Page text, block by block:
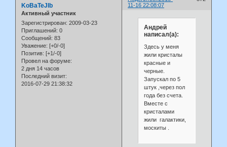
11-16 22:08:07
KoBaTeJIb
Активный участник
Зарегистрирован: 2009-03-23
Приглашений: 0
Сообщений: 83
Уважение: [+0/-0]
Позитив: [+1/-0]
Провел на форуме:
2 дня 14 часов
Последний визит:
2016-07-29 21:38:32
Андрей
написал(а):
Здесь у меня
жили кристалы
красные и
черные.
Запускал по 5
штук ,через пол
года без счета.
Вместе с
кристалами
жили галактики,
москиты .